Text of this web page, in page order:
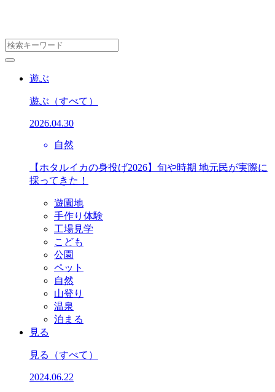
遊ぶ
遊ぶ （すべて）
2026.04.30
自然
【ホタルイカの身投げ2026】旬や時期 地元民が実際に
採ってきた！
遊園地
手作り体験
工場見学
こども
公園
ペット
自然
山登り
温泉
泊まる
見る
見る （すべて）
2024.06.22